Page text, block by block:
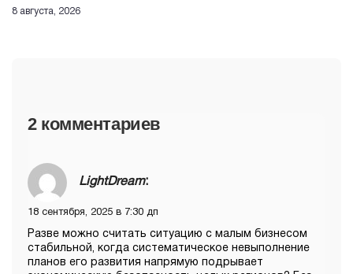
8 августа, 2026
2 комментариев
LightDream:
18 сентября, 2025 в 7:30 дп
Разве можно считать ситуацию с малым бизнесом
стабильной, когда систематическое невыполнение
планов его развития напрямую подрывает